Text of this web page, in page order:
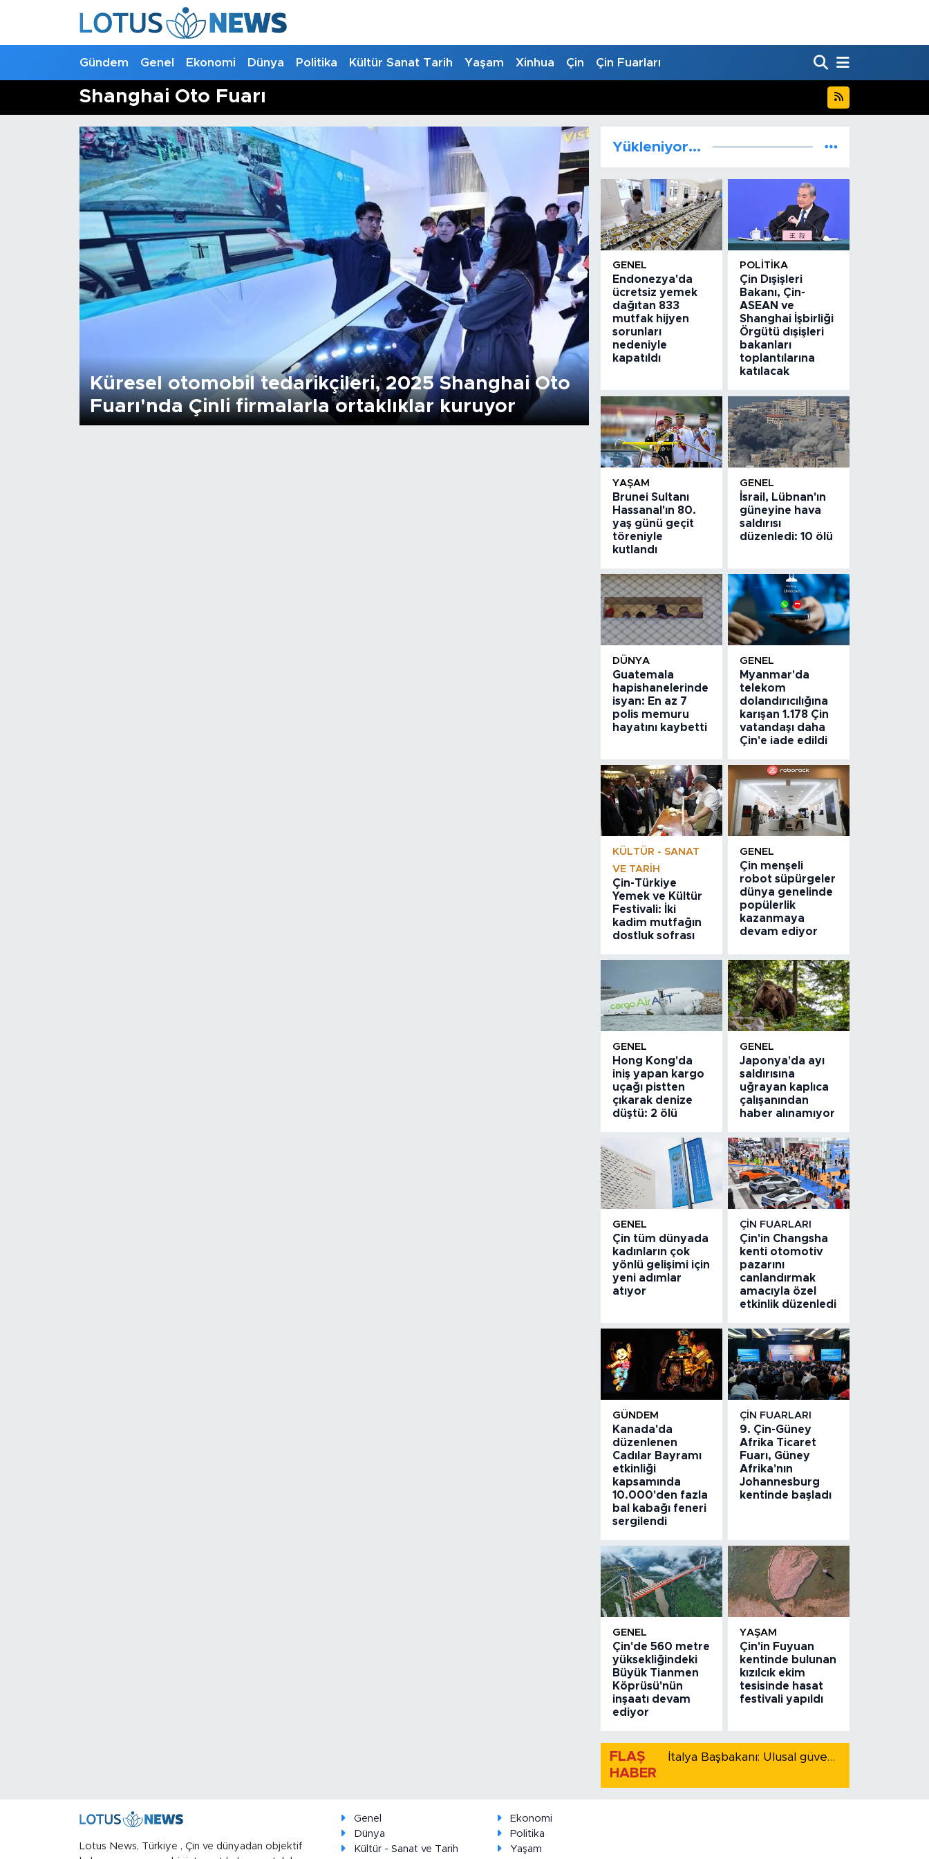
Gündem Genel Ekonomi Dünya Politika Kültür Sanat Tarih Yaşam Xinhua Çin Çin Fuarları
Shanghai Oto Fuarı
Küresel otomobil tedarikçileri, 2025 Shanghai Oto
Fuarı'nda Çinli firmalarla ortaklıklar kuruyor
Yükleniyor...
GENEL
Endonezya'da
ücretsiz yemek
dağıtan 833
mutfak hijyen
sorunları
nedeniyle
kapatıldı
POLITIKA
Çin Dışişleri
Bakanı, Çin-
ASEAN ve
Shanghai İşbirliği
Örgütü dışişleri
bakanları
toplantılarına
katılacak
YAŞAM
Brunei Sultanı
Hassanal'ın 80.
yaş günü geçit
töreniyle
kutlandı
GENEL
İsrail, Lübnan'ın
güneyine hava
saldırısı
düzenledi: 10 ölü
DÜNYA
Guatemala
hapishanelerinde
isyan: En az 7
polis memuru
hayatını kaybetti
GENEL
Myanmar'da
telekom
dolandırıcılığına
karışan 1.178 Çin
vatandaşı daha
Çin'e iade edildi
KÜLTÜR - SANAT
VE TARIH
Çin-Türkiye
Yemek ve Kültür
Festivali: İki
kadim mutfağın
dostluk sofrası
GENEL
Çin menşeli
robot süpürgeler
dünya genelinde
popülerlik
kazanmaya
devam ediyor
GENEL
Hong Kong'da
iniş yapan kargo
uçağı pistten
çıkarak denize
düştü: 2 ölü
GENEL
Japonya'da ayı
saldırısına
uğrayan kaplıca
çalışanından
haber alınamıyor
GENEL
Çin tüm dünyada
kadınların çok
yönlü gelişimi için
yeni adımlar
atıyor
ÇIN FUARLARI
Çin'in Changsha
kenti otomotiv
pazarını
canlandırmak
amacıyla özel
etkinlik düzenledi
GÜNDEM
Kanada'da
düzenlenen
Cadılar Bayramı
etkinliği
kapsamında
10.000'den fazla
bal kabağı feneri
sergilendi
ÇIN FUARLARI
9. Çin-Güney
Afrika Ticaret
Fuarı, Güney
Afrika'nın
Johannesburg
kentinde başladı
GENEL
Çin'de 560 metre
yüksekliğindeki
Büyük Tianmen
Köprüsü'nün
inşaatı devam
ediyor
YAŞAM
Çin'in Fuyuan
kentinde bulunan
kızılcık ekim
tesisinde hasat
festivali yapıldı
FLAŞ
HABER
İtalya Başbakanı: Ulusal güvenliği korumak için İspanya ile Schengen kapsamındaki serbest dolaşımı askıya alıyoruz
Lotus News, Türkiye , Çin ve dünyadan objektif
Genel
Ekonomi
Dünya
Politika
Kültür - Sanat ve Tarih
Yaşam
Ekonomi
Politika
Kültür - Sanat ve Tarih
Bilim ve Teknoloji
Çin Fuarları